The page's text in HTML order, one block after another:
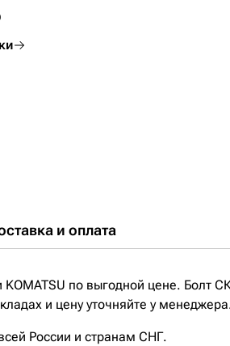
и оплата
по выгодной цене. Болт
и цену уточняйте у
России и странам СНГ.